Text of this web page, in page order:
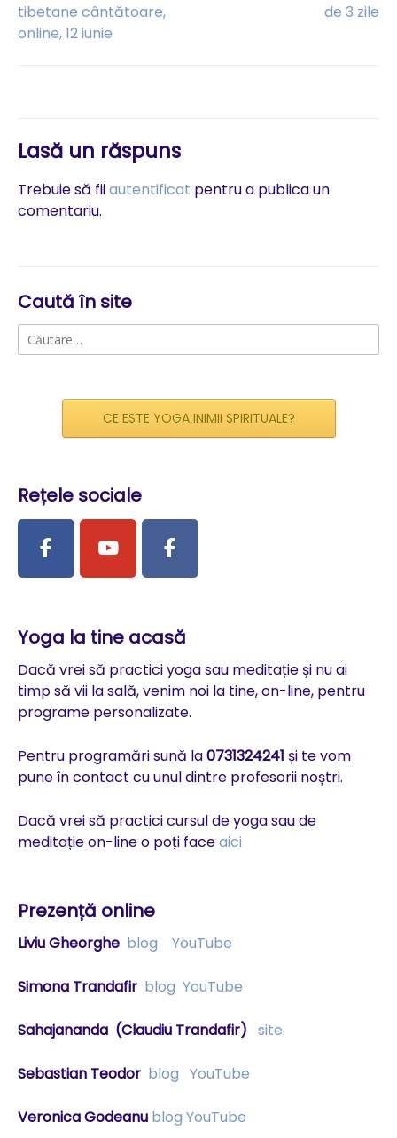
în
tibetane cântătoare,
online, 12 iunie
de 3 zile
Lasă un răspuns
Trebuie să fiiautentificat pentru a publica un
comentariu.
Caută în site
Caută
după:
CE ESTE YOGA INIMII SPIRITUALE?
Rețele sociale
Yoga la tine acasă
Dacă vrei să practici yoga sau meditație și nu ai
timp să vii la sală, venim noi la tine, on-line, pentru
programe personalizate.
Pentru programări sună la0731324241 și te vom
pune în contact cu unul dintre profesorii noștri.
Dacă vrei să practici cursul de yoga sau de
meditație on-line o poți faceaici
Prezență online
Liviu Gheorghe blog YouTube
Simona Trandafir blog YouTube
Sahajananda (Claudiu Trandafir) site
Sebastian Teodor blog YouTube
Veronica Godeanu blog YouTube